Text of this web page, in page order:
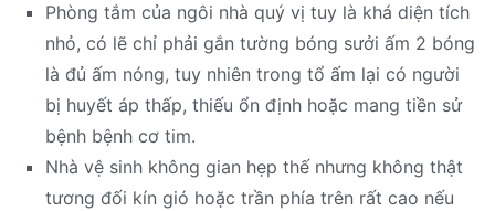
Phòng tắm của ngôi nhà quý vị tuy là khá diện tích
nhỏ, có lẽ chỉ phải gắn tường bóng sưởi ấm 2 bóng
là đủ ấm nóng, tuy nhiên trong tổ ấm lại có người
bị huyết áp thấp, thiếu ổn định hoặc mang tiền sử
bệnh bệnh cơ tim.
Nhà vệ sinh không gian hẹp thế nhưng không thật
tương đối kín gió hoặc trần phía trên rất cao nếu